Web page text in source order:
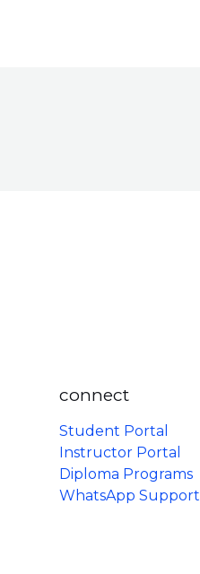
connect
Student Portal
Instructor Portal
Diploma Programs
WhatsApp Support